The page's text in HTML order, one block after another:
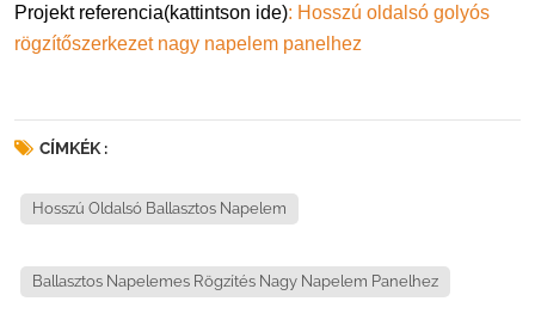
Projekt referencia(kattintson ide): Hosszú oldalsó golyós
rögzítőszerkezet nagy napelem panelhez
CÍMKÉK :
Hosszú Oldalsó Ballasztos Napelem
Ballasztos Napelemes Rögzítés Nagy Napelem Panelhez